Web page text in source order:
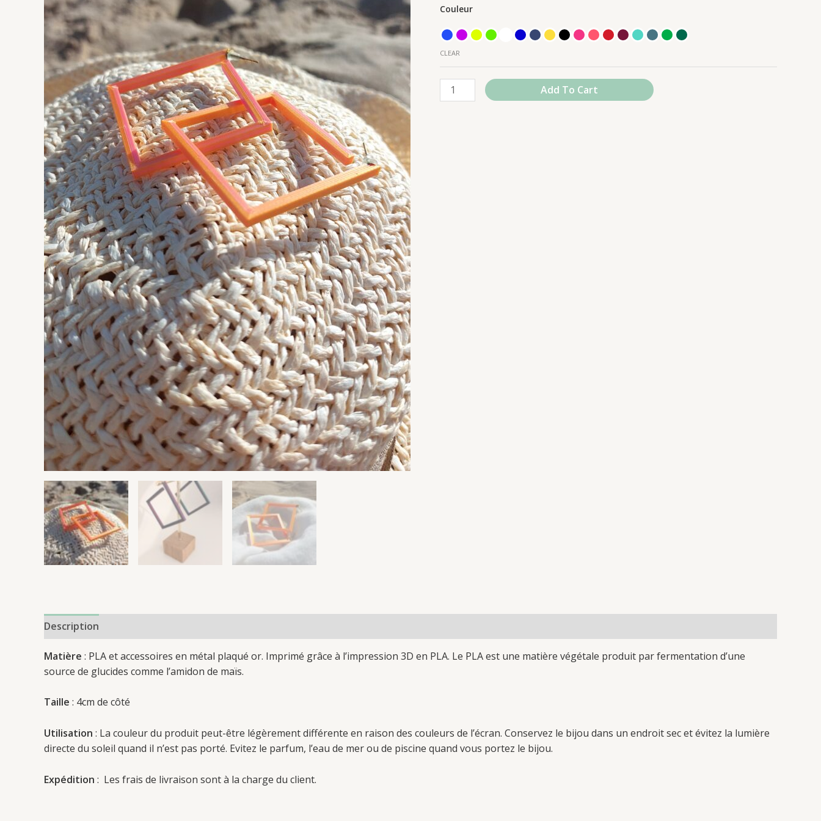
Couleur
CLEAR
Add To Cart
Description
Matière : PLA et accessoires en métal plaqué or. Imprimé grâce à l’impression 3D en PLA. Le PLA est une matière végétale produit par fermentation d’une
source de glucides comme l’amidon de maïs.
Taille : 4cm de côté
Utilisation : La couleur du produit peut-être légèrement différente en raison des couleurs de l’écran. Conservez le bijou dans un endroit sec et évitez la lumière
directe du soleil quand il n’est pas porté. Evitez le parfum, l’eau de mer ou de piscine quand vous portez le bijou.
Expédition : Les frais de livraison sont à la charge du client.